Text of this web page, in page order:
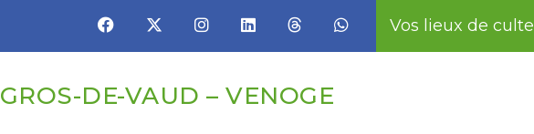
Vos lieux de culte
GROS-DE-VAUD – VENOGE